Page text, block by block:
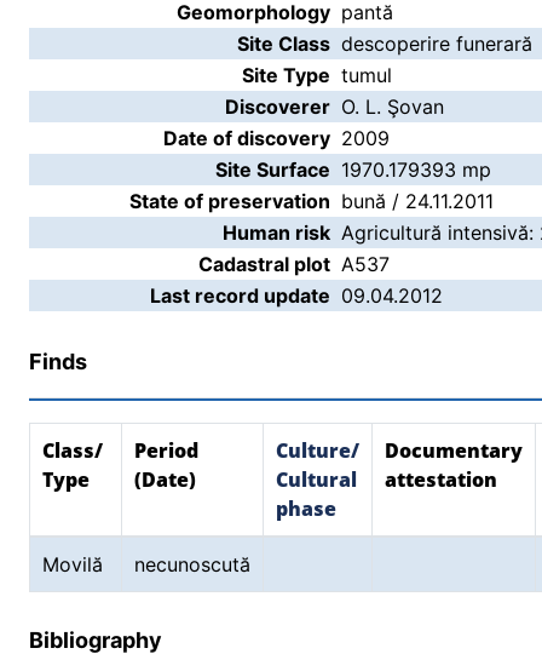
Geomorphology pantă
Site Class descoperire funerară
Site Type tumul
Discoverer O. L. Şovan
Date of discovery 2009
Site Surface 1970.179393 mp
State of preservation bună / 24.11.2011
Human risk Agricultură intensivă:
Cadastral plot A537
Last record update 09.04.2012
Finds
Class/
Type
Period
(Date)
Culture/
Cultural
phase
Documentary
attestation
Movilă necunoscută
Bibliography